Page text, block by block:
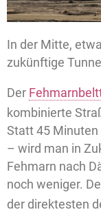
In der Mitte,
zukünftige
Der
kombinierte
Statt 45
– wird man in
Fehmarn nach
noch weniger.
der direktesten